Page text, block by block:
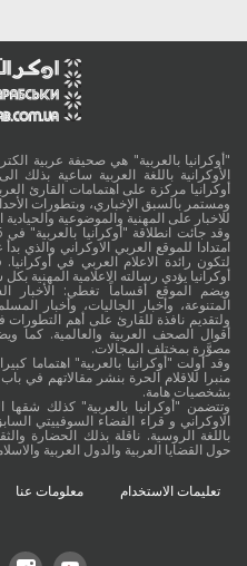
"أوكرانيا بالعربية" هي صحيفة عربية
الأوكرانية باللغة العربية ساعية
أوكرانيا مركزة على اهتمامات القارئ
ومستمر بالسبق الإخباري، وبتطورات
للاخبار على المهنية والموضوعية والحيادية
لتكون رائدة الاعلام العربي في
أوكرانيا يؤدي رسالته الاعلامية المهنية
ويضم الموقع أقساماً تغطي: الأخبار
المتنوعة، وأخبار الجاليات، وأخبار
ولتقديم نافذة للقارئ على أهم التطورات
أقوال الصحف العربية والعالمية. كما
مصوَّرة بمختلف المجالات.
وقد أولت "أوكرانيا بالعربية" اهتماما
منبرا للاقلام الحرة بنشر مقالاتهم في
بشخصيات هامة.
وتتضمن "أوكرانيا بالعربية" كذلك شقها
الاوكراني و قراء الفضاء السوفييتي
باللغة الروسية. ناقلة بذلك الحضارة
حول القضايا العربية والدول العربية
تعليمات الاستخدام معلومات عنا